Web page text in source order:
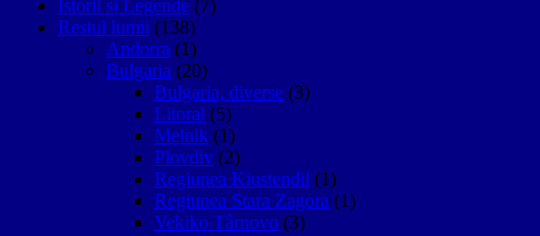
Istorii si Legende (7)
Restul lumii (138)
Andorra (1)
Bulgaria (20)
Bulgaria, diverse (3)
Litoral (5)
Melnik (1)
Plovdiv (2)
Regiunea Kiustendil (1)
Regiunea Stara Zagora (1)
Vekiko Târnovo (3)